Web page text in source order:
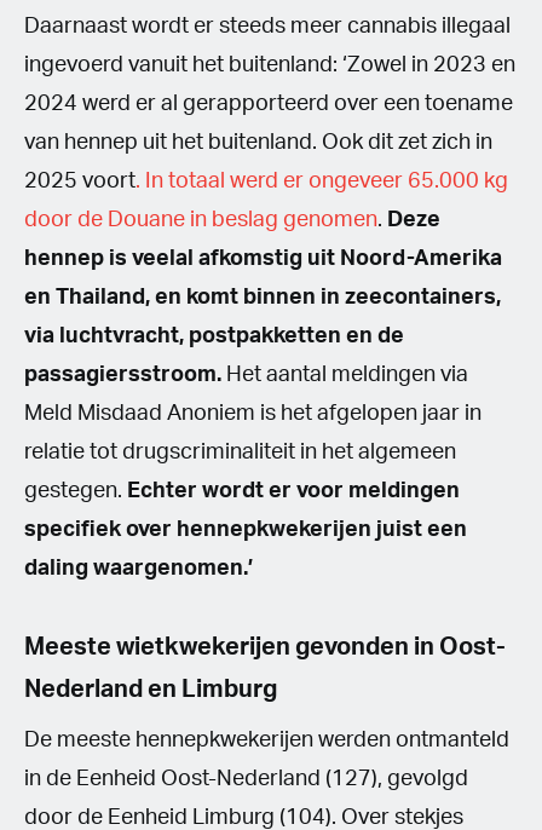
Daarnaast wordt er steeds meer cannabis illegaal
ingevoerd vanuit het buitenland: ‘Zowel in 2023 en
2024 werd er al gerapporteerd over een toename
van hennep uit het buitenland. Ook dit zet zich in
2025 voort. In totaal werd er ongeveer 65.000 kg
door de Douane in beslag genomen. Deze
hennep is veelal afkomstig uit Noord-Amerika
en Thailand, en komt binnen in zeecontainers,
via luchtvracht, postpakketten en de
passagiersstroom. Het aantal meldingen via
Meld Misdaad Anoniem is het afgelopen jaar in
relatie tot drugscriminaliteit in het algemeen
gestegen. Echter wordt er voor meldingen
specifiek over hennepkwekerijen juist een
daling waargenomen.’
Meeste wietkwekerijen gevonden in Oost-
Nederland en Limburg
De meeste hennepkwekerijen werden ontmanteld
in de Eenheid Oost-Nederland (127), gevolgd
door de Eenheid Limburg (104). Over stekjes